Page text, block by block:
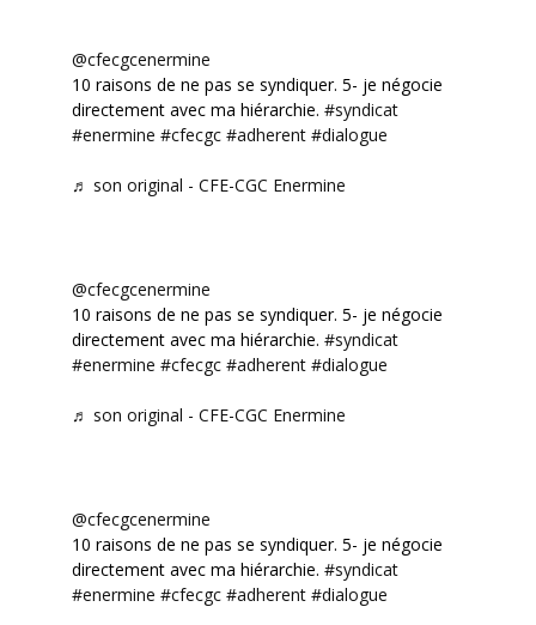
@cfecgcenermine
10 raisons de ne pas se syndiquer. 5- je négocie
directement avec ma hiérarchie. #syndicat
#enermine #cfecgc #adherent #dialogue
♬ son original - CFE-CGC Enermine
@cfecgcenermine
10 raisons de ne pas se syndiquer. 5- je négocie
directement avec ma hiérarchie. #syndicat
#enermine #cfecgc #adherent #dialogue
♬ son original - CFE-CGC Enermine
@cfecgcenermine
10 raisons de ne pas se syndiquer. 5- je négocie
directement avec ma hiérarchie. #syndicat
#enermine #cfecgc #adherent #dialogue